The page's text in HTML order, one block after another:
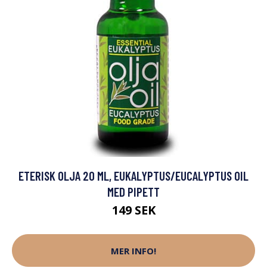
ETERISK OLJA 20 ML, EUKALYPTUS/EUCALYPTUS OIL
MED PIPETT
149 SEK
MER INFO!